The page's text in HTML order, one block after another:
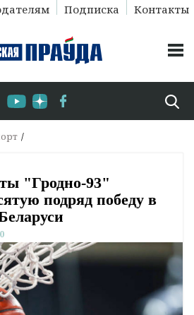
Подписка Контакты
"Гродно-93"
подряд победу в